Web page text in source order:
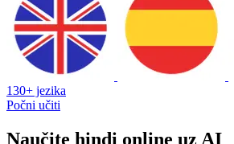
130+ jezika
Počni učiti
Naučite hindi online uz AI